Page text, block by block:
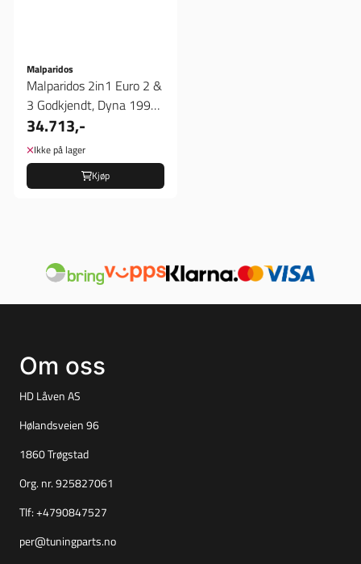
Malparidos
Malparidos 2in1 Euro 2 &
3 Godkjendt, Dyna 1999-
2005, Eksos anlegg
34.713,-
Ikke på lager
Kjøp
Om oss
HD Låven AS
Hølandsveien 96
1860 Trøgstad
Org. nr. 925827061
Tlf: +4790847527
per@tuningparts.no